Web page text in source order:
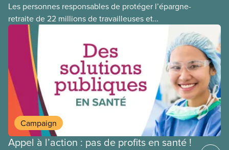
Les personnes responsables de protéger l’épargne-
retraite de 22 millions de travailleuses et
travailleurs canadien(ne)s ont perdu plus de 500
millions de dollars en investissant dans Orpea, la
plus grande société européenne de soins de
longue durée à but lucratif, qui a fait l’objet d’un
scandale, comme le révèle un rapport
publié aujourd’hui.
Campaign
Appel à l’action : pas de profits en santé !